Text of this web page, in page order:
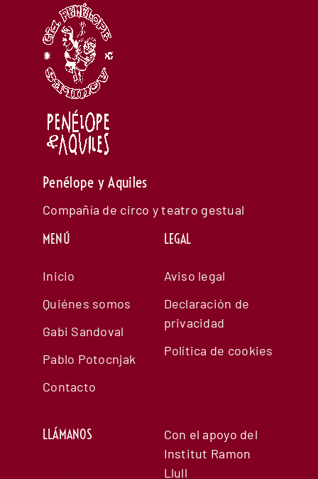
Penélope y Aquiles
Compañía de circo y teatro gestual
MENÚ
Inicio
Quiénes somos
Gabi Sandoval
Pablo Potocnjak
Contacto
LEGAL
Aviso legal
Declaración de
privacidad
Política de cookies
LLÁMANOS
Con el apoyo del
Institut Ramon
Llull